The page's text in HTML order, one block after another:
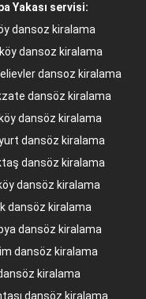
Yakası servisi:
dansoz kiralama
dansoz kiralama
dansoz kiralama
dansöz kiralama
dansöz kiralama
dansöz kiralama
dansöz kiralama
dansöz kiralama
dansöz kiralama
dansöz kiralama
dansöz kiralama
kiralama
dansöz kiralama